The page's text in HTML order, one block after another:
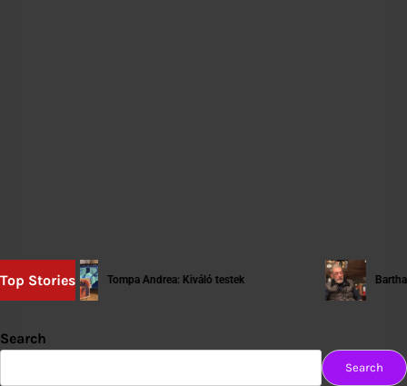
Top StoriesTompa Andrea: Kiváló testek Bartha György:
Search
Search